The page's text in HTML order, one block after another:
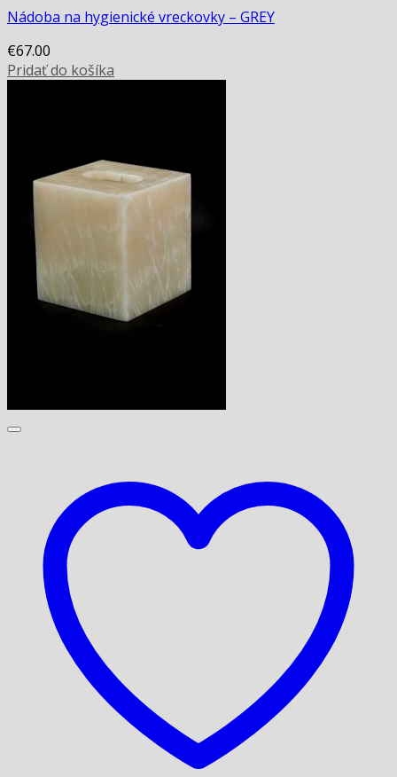
Nádoba na hygienické vreckovky – GREY
€67.00
Pridať do košíka